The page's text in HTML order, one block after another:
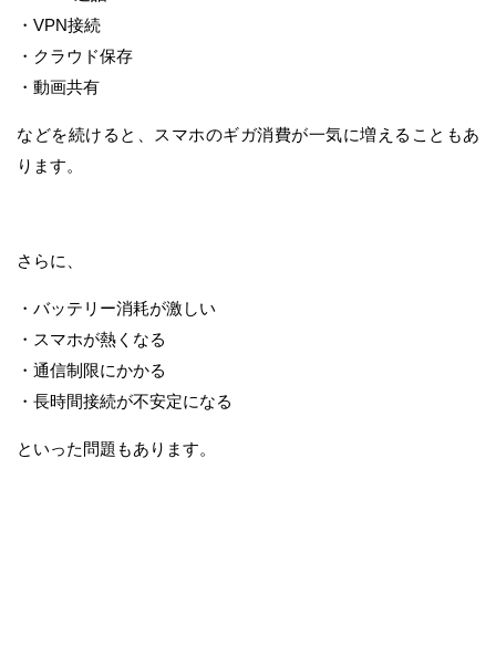
・VPN接続
・クラウド保存
・動画共有
などを続けると、スマホのギガ消費が一気に増えることもあ
ります。
さらに、
・バッテリー消耗が激しい
・スマホが熱くなる
・通信制限にかかる
・長時間接続が不安定になる
といった問題もあります。